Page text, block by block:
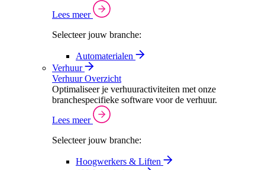
Lees meer
Selecteer jouw branche:
Automaterialen
Verhuur
Verhuur Overzicht
Optimaliseer je verhuuractiviteiten met onze
branchespecifieke software voor de verhuur.
Lees meer
Selecteer jouw branche:
Hoogwerkers & Liften